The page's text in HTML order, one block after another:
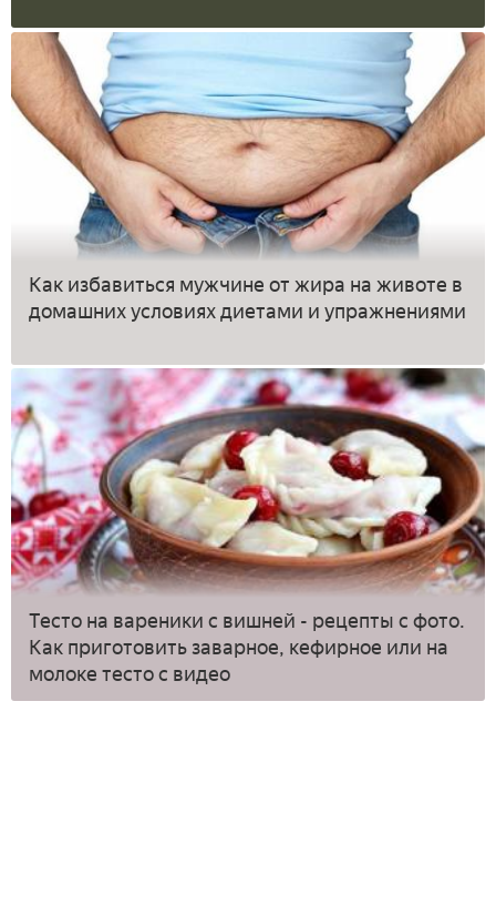
Как избавиться мужчине от жира на животе в
домашних условиях диетами и упражнениями
Тесто на вареники с вишней - рецепты с фото.
Как приготовить заварное, кефирное или на
молоке тесто с видео